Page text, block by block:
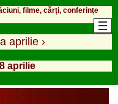
filme, cărți, conferințe
aprilie ›
aprilie